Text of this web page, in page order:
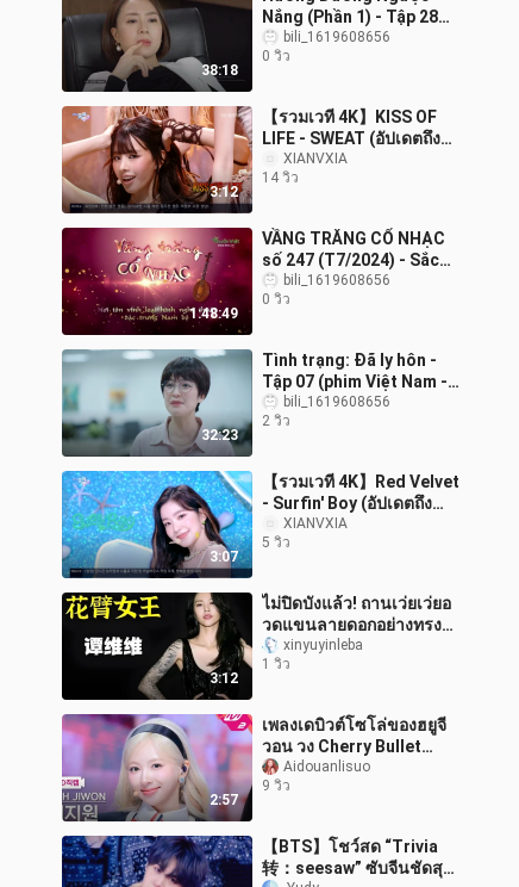
38:18
Nắng (Phần 1) - Tập 28
(phim Việt Nam - 2020-
2021)
bili_1619608656
0 วิว
3:12
【รวมเวที 4K】KISS OF
LIFE - SWEAT (อัปเดตถึง
260807)
XIANVXIA
14 วิว
1:48:49
VẦNG TRĂNG CỔ NHẠC
số 247 (T7/2024) - Sắc
màu quanh ta
bili_1619608656
0 วิว
32:23
Tình trạng: Đã ly hôn -
Tập 07 (phim Việt Nam -
2023)bili_1619608656
2 วิว
3:07
【รวมเวที 4K】Red Velvet
- Surfin' Boy (อัปเดตถึง
260807)
XIANVXIA
5 วิว
3:12
ไม่ปิดบังแล้ว! ถานเว่ยเว่ยอ
วดแขนลายดอกอย่างทรง
พลัง: ใครว่านักร้องหญิงจะ
เปรี้ยวแรงไม่ได้? คลิปไลฟ์
xinyuyinleba
1 วิว
2:57
เพลงเดบิวต์โซโล่ของฮยูจี
วอน วง Cherry Bullet
“Call me up” เวทีเดบิวต์
260806
Aidouanlisuo
9 วิว
【BTS】โชว์สด “Trivia
转：seesaw” ซับจีนชัดสุด |